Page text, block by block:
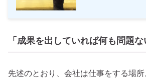
「成果を出していれば何も問題
先述のとおり、会社は仕事をする場所